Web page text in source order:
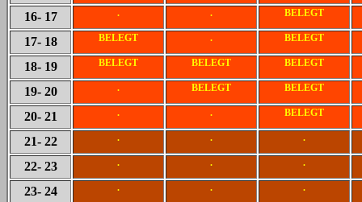
16- 17 . . BELEGT
17- 18 BELEGT . BELEGT
18- 19 BELEGT BELEGT BELEGT
19- 20 . BELEGT BELEGT
20- 21 . . BELEGT
21- 22 . . .
22- 23 . . .
23- 24 . . .